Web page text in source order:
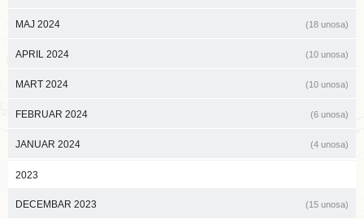
MAJ 2024 (18 unosa)
APRIL 2024 (10 unosa)
MART 2024 (10 unosa)
FEBRUAR 2024 (6 unosa)
JANUAR 2024 (4 unosa)
2023
DECEMBAR 2023 (15 unosa)